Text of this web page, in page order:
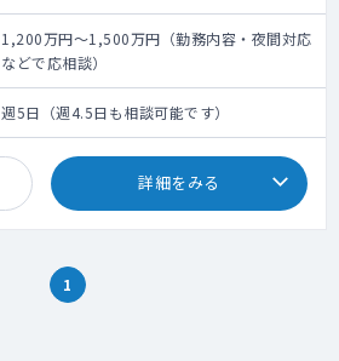
データ取得方法の検討、取得済データのレビ
ュー、解析手法に関する検討や実施など）
・当社リサーチチームと協力しての論文化
など
リサーチチームHP：
https://txpmedical.jp/service/research
メンバーの一部をご紹介します。
・臨床医を15年以上経験した後、製薬企業の
＜勤務イメージ＞
外来：1～3コマ
病棟管理：30名程度
1,200万円～1,500万円（勤務内容・夜間対応
などで応相談）
週5日（週4.5日も相談可能です）
詳細をみる
1